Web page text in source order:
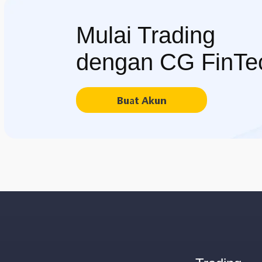
Mulai Trading
dengan CG
Buat Akun